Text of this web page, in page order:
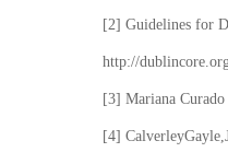
[2] Guidelines for
http://
[3] Mariana
[4]